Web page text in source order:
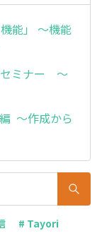
能」 ～機能
セミナー ～
～作成から
# Tayori